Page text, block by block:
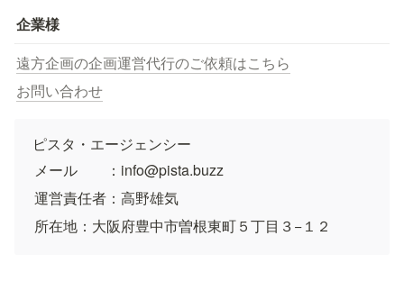
企業様
遠方企画の企画運営代行のご依頼はこちら
お問い合わせ
ピスタ・エージェンシー
メール　　：info@pista.buzz
運営責任者：高野雄気
所在地：大阪府豊中市曽根東町５丁目３−１２